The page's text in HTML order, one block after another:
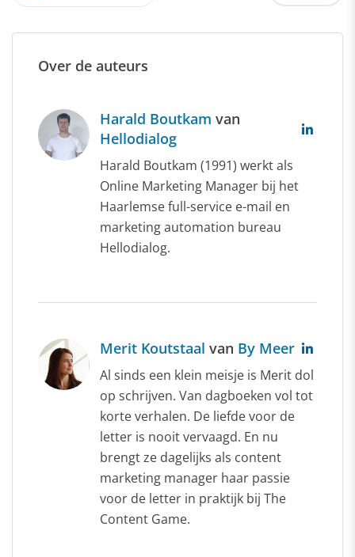
Over de auteurs
Harald Boutkam van
Hellodialog
Harald Boutkam (1991) werkt als
Online Marketing Manager bij het
Haarlemse full-service e-mail en
marketing automation bureau
Hellodialog.
Merit Koutstaal van By Meer
Al sinds een klein meisje is Merit dol
op schrijven. Van dagboeken vol tot
korte verhalen. De liefde voor de
letter is nooit vervaagd. En nu
brengt ze dagelijks als content
marketing manager haar passie
voor de letter in praktijk bij The
Content Game.